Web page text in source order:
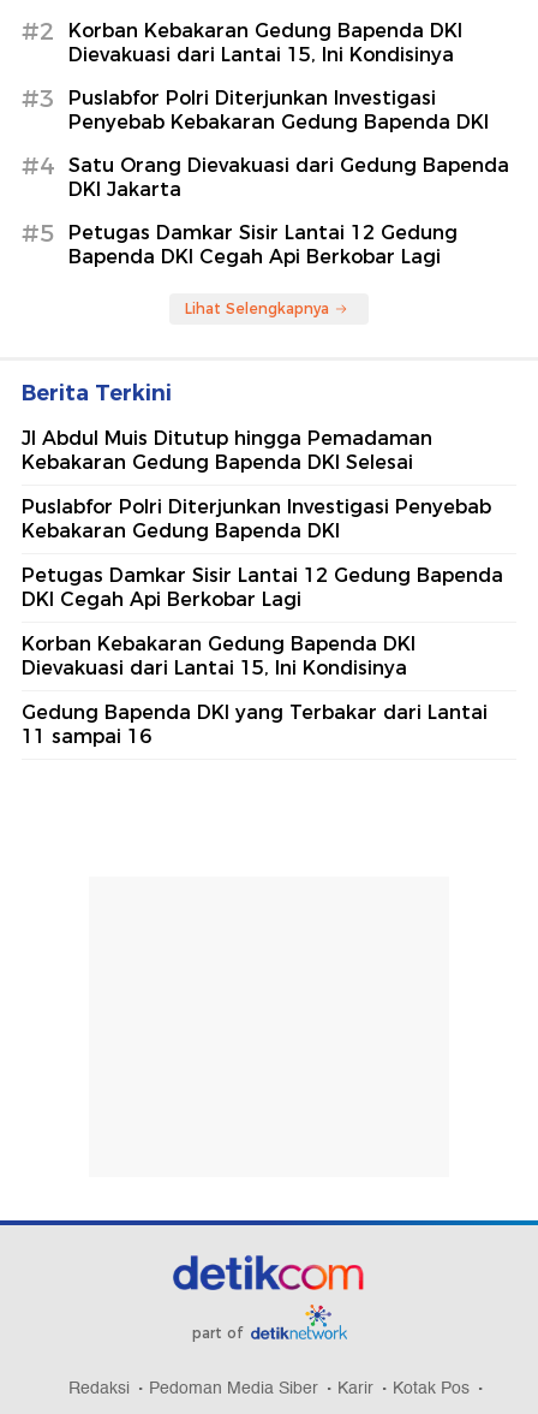
#2
Korban Kebakaran Gedung Bapenda DKI
Dievakuasi dari Lantai 15, Ini Kondisinya
#3
Puslabfor Polri Diterjunkan Investigasi
Penyebab Kebakaran Gedung Bapenda DKI
#4
Satu Orang Dievakuasi dari Gedung Bapenda
DKI Jakarta
#5
Petugas Damkar Sisir Lantai 12 Gedung
Bapenda DKI Cegah Api Berkobar Lagi
Lihat Selengkapnya
Berita Terkini
Jl Abdul Muis Ditutup hingga Pemadaman
Kebakaran Gedung Bapenda DKI Selesai
Puslabfor Polri Diterjunkan Investigasi Penyebab
Kebakaran Gedung Bapenda DKI
Petugas Damkar Sisir Lantai 12 Gedung Bapenda
DKI Cegah Api Berkobar Lagi
Korban Kebakaran Gedung Bapenda DKI
Dievakuasi dari Lantai 15, Ini Kondisinya
Gedung Bapenda DKI yang Terbakar dari Lantai
11 sampai 16
part of
Redaksi Pedoman Media Siber Karir
Kotak Pos